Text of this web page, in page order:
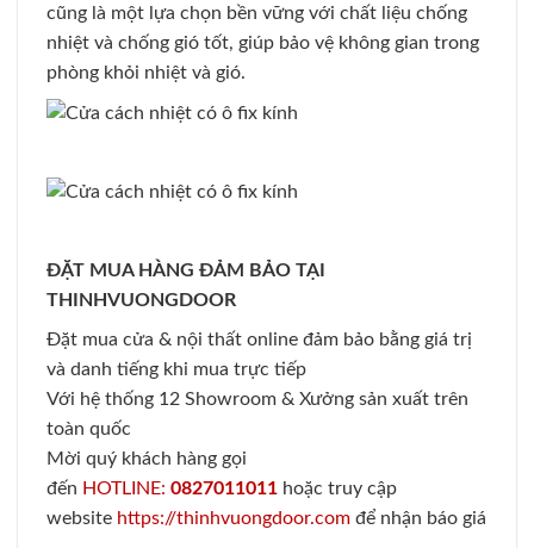
cũng là một lựa chọn bền vững với chất liệu chống
nhiệt và chống gió tốt, giúp bảo vệ không gian trong
phòng khỏi nhiệt và gió.
ĐẶT MUA HÀNG ĐẢM BẢO TẠI
THINHVUONGDOOR
Đặt mua cửa & nội thất online đảm bảo bằng giá trị
và danh tiếng khi mua trực tiếp
Với hệ thống 12 Showroom & Xưởng sản xuất trên
toàn quốc
Mời quý khách hàng gọi
đến HOTLINE: 0827011011 hoặc truy cập
website https://thinhvuongdoor.com để nhận báo giá